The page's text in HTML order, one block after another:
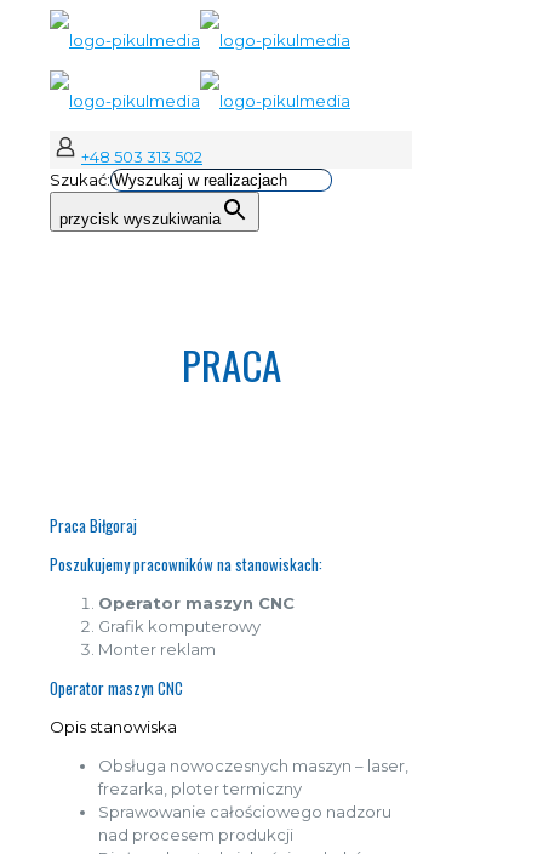
+48 503 313 502
Szukać:
przycisk wyszukiwania
PRACA
Praca Biłgoraj
Poszukujemy pracowników na stanowiskach:
Operator maszyn CNC
Grafik komputerowy
Monter reklam
Operator maszyn CNC
Opis stanowiska
Obsługa nowoczesnych maszyn – laser,
frezarka, ploter termiczny
Sprawowanie całościowego nadzoru
nad procesem produkcji